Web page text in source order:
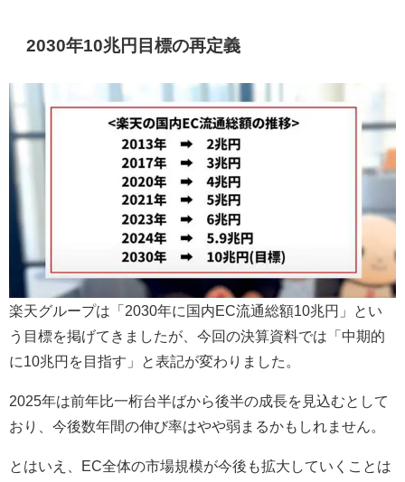
2030年10兆円目標の再定義
楽天グループは「2030年に国内EC流通総額10兆円」とい
う目標を掲げてきましたが、今回の決算資料では「中期的
に10兆円を目指す」と表記が変わりました。
2025年は前年比一桁台半ばから後半の成長を見込むとして
おり、今後数年間の伸び率はやや弱まるかもしれません。
とはいえ、EC全体の市場規模が今後も拡大していくことは